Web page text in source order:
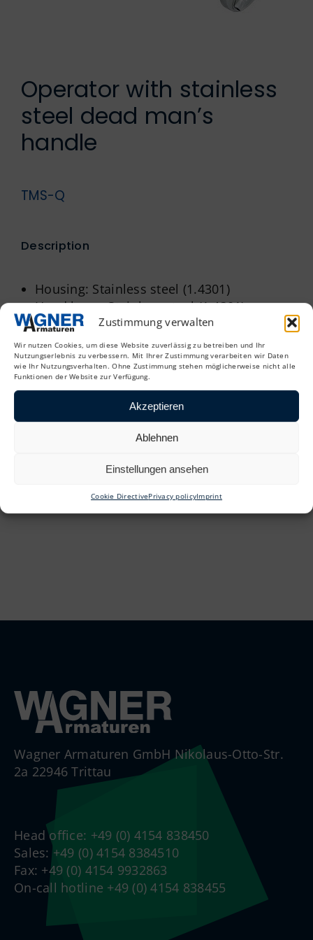
Zustimmung verwalten
Wir nutzen Cookies, um diese Website zuverlässig zu betreiben und Ihr
Nutzungserlebnis zu verbessern. Mit Ihrer Zustimmung verarbeiten wir Daten
wie Ihr Nutzungsverhalten. Ohne Zustimmung stehen möglicherweise nicht alle
Funktionen der Website zur Verfügung.
Akzeptieren
Ablehnen
Einstellungen ansehen
Cookie DirectivePrivacy policyImprint
Operator with stainless
steel dead man’s
handle
TMS-Q
Description
Housing: Stainless steel (1.4301)
Hand lever: Stainless steel (1.4301)
Standard ISO flange F03/ F05 / F07
Octagonal 14 mm
Protection class: IP 67
Data sheet (DE)
Data sheet (EN)
Wagner Armaturen GmbH Nikolaus-Otto-Str.
2a 22946 Trittau
Head office: +49 (0) 4154 838450
Sales: +49 (0) 4154 8384510
Fax: +49 (0) 4154 9932863
On-call hotline +49 (0) 4154 838455